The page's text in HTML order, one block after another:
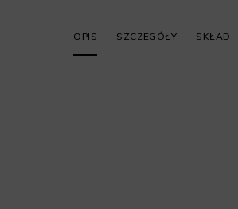
OPIS SZCZEGÓŁY SKŁAD